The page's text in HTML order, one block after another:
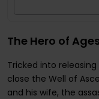
The Hero of
Tricked into
close the Well of
and his wife, the